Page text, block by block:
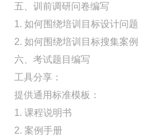
五、训前调研问卷编写
1. 如何围绕培训目标设计问题
2. 如何围绕培训目标搜集案例
六、考试题目编写
工具分享：
提供通用标准模板：
1. 课程说明书
2. 案例手册